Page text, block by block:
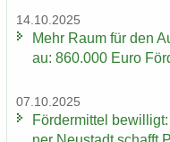
14.10.2025
Mehr Raum für den
au: 860.000 Euro
07.10.2025
För­der­mit­tel